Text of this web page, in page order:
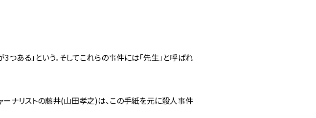
ある」という。そしてこれらの事件には「先生」と呼ばれ
ナリストの藤井(山田孝之)は、この手紙を元に殺人事件